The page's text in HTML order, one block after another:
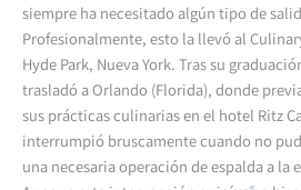
siempre ha necesitado algún tipo de
Profesionalmente, esto la llevó al
Hyde Park, Nueva York. Tras su
trasladó a Orlando (Florida), donde
sus prácticas culinarias en el hotel Ritz
interrumpió bruscamente cuando no
una necesaria operación de espalda a la